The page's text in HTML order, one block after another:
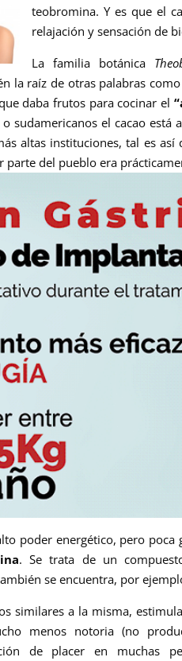
teobromina. Y es que el
relajación y sensación de
La familia botánica
la raíz de otras palabras
daba frutos para cocinar el
sudamericanos el cacao
altas instituciones, tal es así
parte del pueblo era
poder energético, pero
. Se trata de un
se encuentra, por
similares a la misma,
menos notoria (no
de placer en muchas